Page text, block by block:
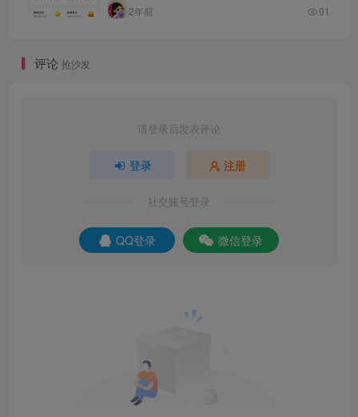
2年前 91
评论 抢沙发
请登录后发表评论
登录 注册
社交账号登录
QQ登录 微信登录